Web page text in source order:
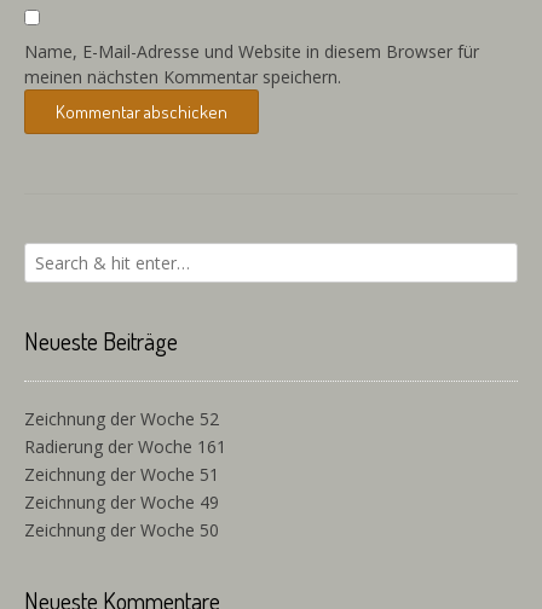
Name, E-Mail-Adresse und Website in diesem Browser für
meinen nächsten Kommentar speichern.
Neueste Beiträge
Zeichnung der Woche 52
Radierung der Woche 161
Zeichnung der Woche 51
Zeichnung der Woche 49
Zeichnung der Woche 50
Neueste Kommentare